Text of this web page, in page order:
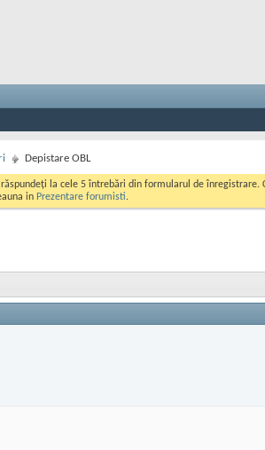
Depistare OBL
la cele 5 întrebări din formularul de
in Prezentare forumisti.